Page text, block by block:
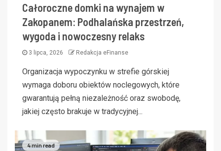
Całoroczne domki na wynajem w
Zakopanem: Podhalańska przestrzeń,
wygoda i nowoczesny relaks
3 lipca, 2026 Redakcja eFinanse
Organizacja wypoczynku w strefie górskiej
wymaga doboru obiektów noclegowych, które
gwarantują pełną niezależność oraz swobodę,
jakiej często brakuje w tradycyjnej...
4 min read